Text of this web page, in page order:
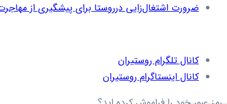
ضرورت اشتغال‌زایی درروستا برای پیشگیری از
کانال تلگرام روستیران
کانال اینستاگرام روستیران